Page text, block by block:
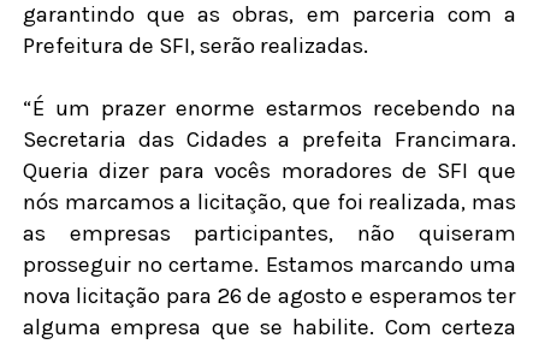
garantindo que as obras, em parceria com a
Prefeitura de SFI, serão realizadas.
“É um prazer enorme estarmos recebendo na
Secretaria das Cidades a prefeita Francimara.
Queria dizer para vocês moradores de SFI que
nós marcamos a licitação, que foi realizada, mas
as empresas participantes, não quiseram
prosseguir no certame. Estamos marcando uma
nova licitação para 26 de agosto e esperamos ter
alguma empresa que se habilite. Com certeza